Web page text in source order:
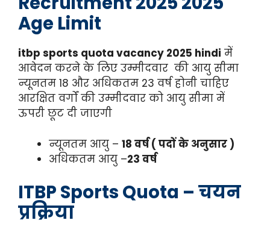
Age Limit
itbp sports quota vacancy 2025 hindi में
आवेदन करने के लिए उम्मीदवार की आयु सीमा
न्यूनतम 18 और अधिकतम 23 वर्ष होनी चाहिए
आरक्षित वर्गों की उम्मीदवार को आयु सीमा में
ऊपरी छूट दी जाएगी
न्यूनतम आयु – 18 वर्ष ( पदों के अनुसार )
अधिकतम आयु –23 वर्ष
ITBP Sports Quota – चयन
प्रक्रिया